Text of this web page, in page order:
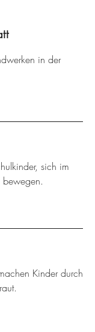
in der
sich im
Kinder durch